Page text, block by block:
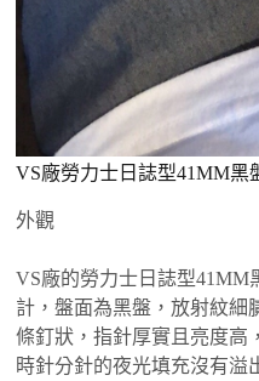
VS廠勞力士日誌型41MM黑
外觀
VS廠的勞力士日誌型41MM
計，盤面為黑盤，放射紋細
條釘狀，指針厚實且亮度高
時針分針的夜光填充沒有溢